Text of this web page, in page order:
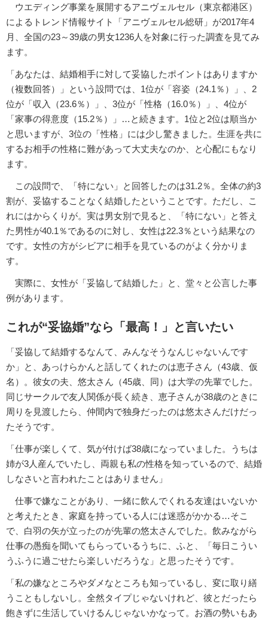
ウエディング事業を展開するアニヴェルセル（東京都港区）
によるトレンド情報サイト「アニヴェルセル総研」が2017年4
月、全国の23～39歳の男女1236人を対象に行った調査を見てみ
ます。
「あなたは、結婚相手に対して妥協したポイントはありますか
（複数回答）」という設問では、1位が「容姿（24.1％）」、2
位が「収入（23.6％）」、3位が「性格（16.0％）」、4位が
「家事の得意度（15.2％）」…と続きます。1位と2位は順当か
と思いますが、3位の「性格」には少し驚きました。生涯を共に
するお相手の性格に難があって大丈夫なのか、と心配にもなり
ます。
この設問で、「特にない」と回答したのは31.2％。全体の約3
割が、妥協することなく結婚したということです。ただし、こ
れにはからくりが。実は男女別で見ると、「特にない」と答え
た男性が40.1％であるのに対し、女性は22.3％という結果なの
です。女性の方がシビアに相手を見ているのがよく分かりま
す。
実際に、女性が「妥協して結婚した」と、堂々と公言した事
例があります。
これが“妥協婚”なら「最高！」と言いたい
「妥協して結婚するなんて、みんなそうなんじゃないんです
か」と、あっけらかんと話してくれたのは恵子さん（43歳、仮
名）。彼女の夫、悠太さん（45歳、同）は大学の先輩でした。
同じサークルで友人関係が長く続き、恵子さんが38歳のときに
周りを見渡したら、仲間内で独身だったのは悠太さんだけだっ
たそうです。
「仕事が楽しくて、気が付けば38歳になっていました。うちは
姉が3人産んでいたし、両親も私の性格を知っているので、結婚
しなさいと言われたことはありません」
仕事で嫌なことがあり、一緒に飲んでくれる友達はいないか
と考えたとき、家庭を持っている人には迷惑がかかる…そこ
で、白羽の矢が立ったのが先輩の悠太さんでした。飲みながら
仕事の愚痴を聞いてもらっているうちに、ふと、「毎日こうい
うふうに過ごせたら楽しいだろうな」と思ったそうです。
「私の嫌なところやダメなところも知っているし、変に取り繕
うこともしないし。全然タイプじゃないけれど、彼とだったら
飽きずに生活していけるんじゃないかなって。お酒の勢いもあ